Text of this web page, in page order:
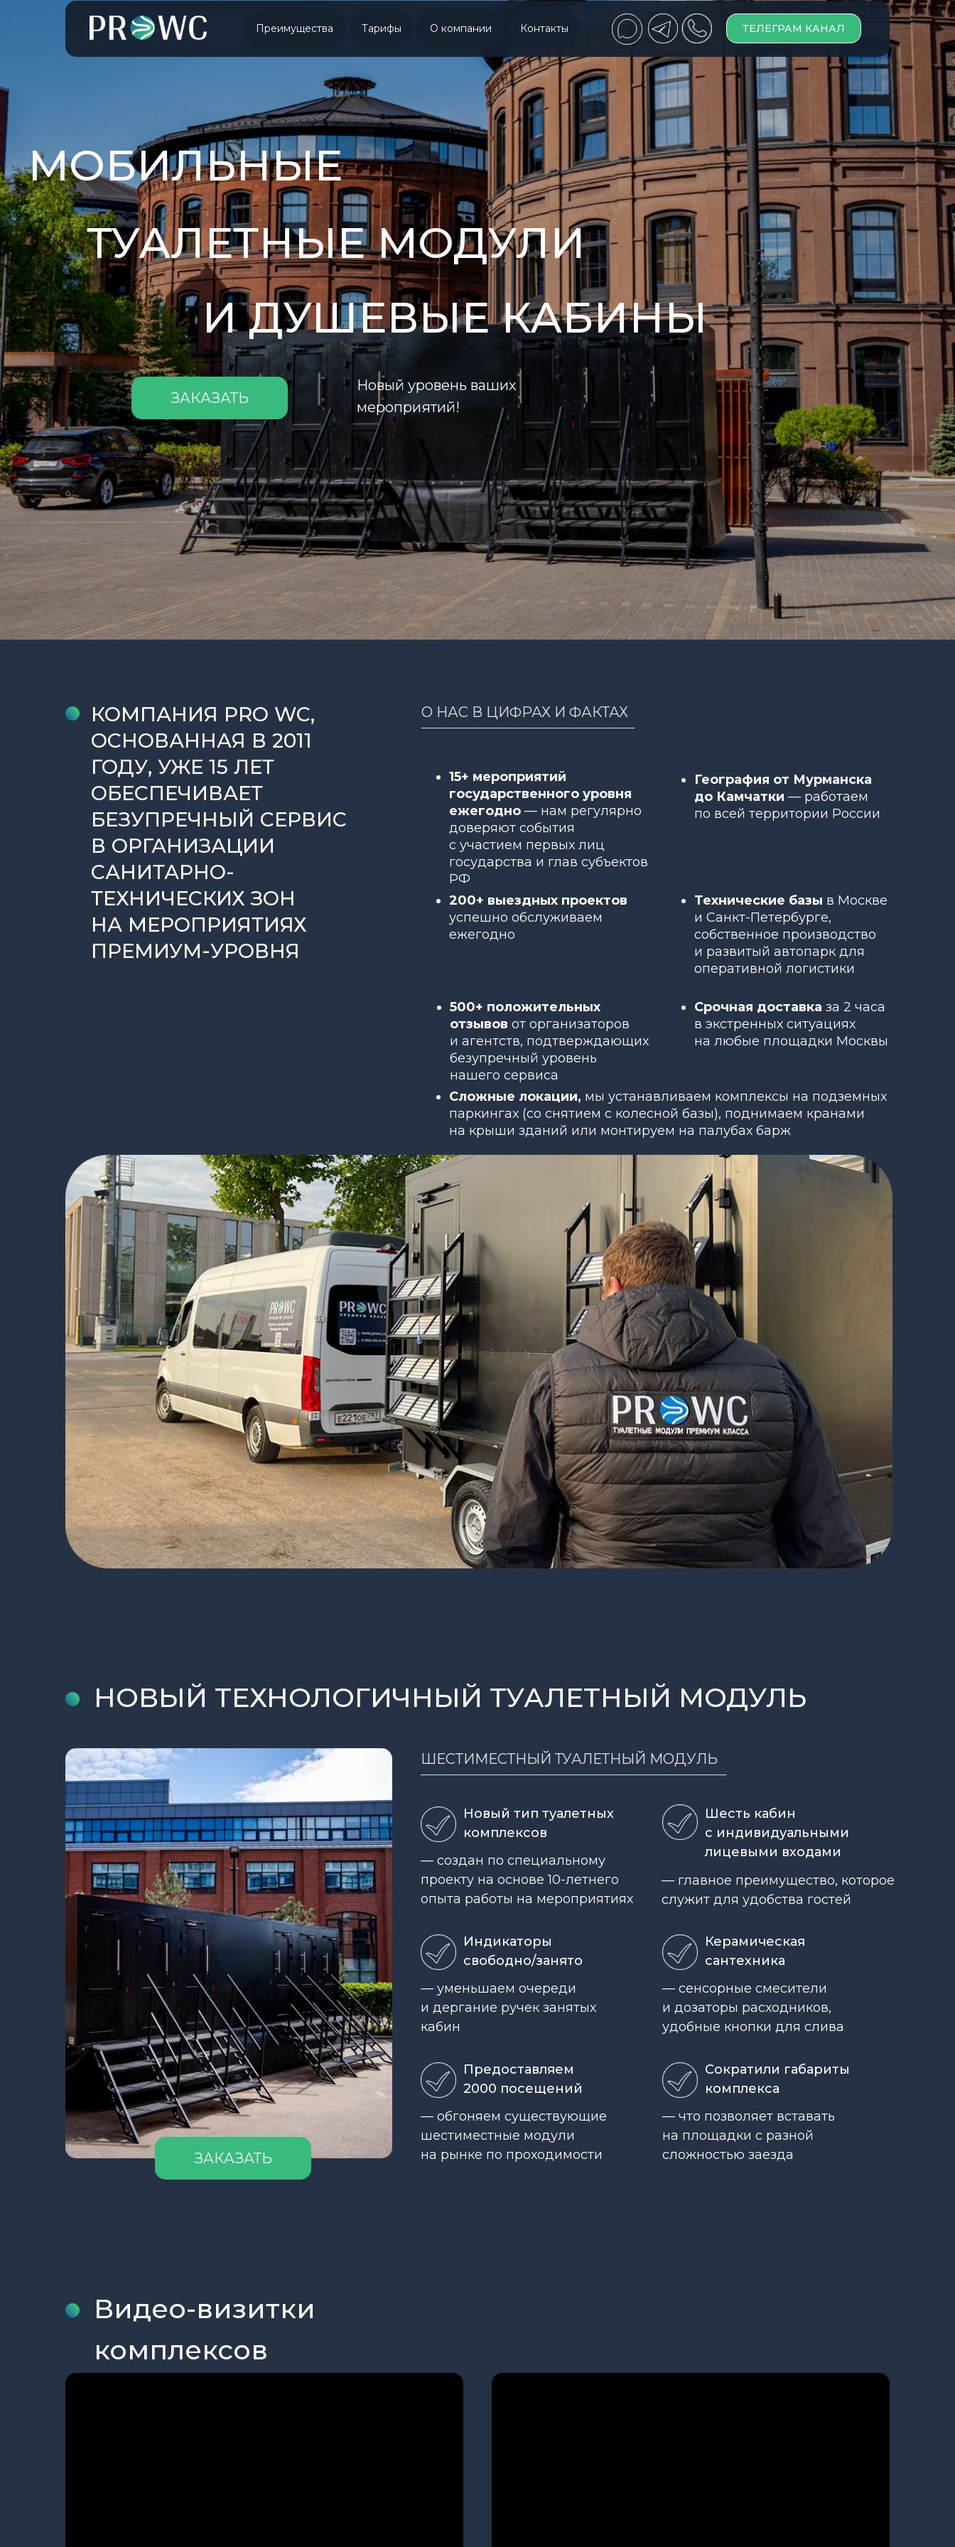
ТЕЛЕГРАМ КАНАЛ
Преимущества Тарифы О компании Контакты
ЗАКАЗАТЬ
Новый уровень ваших
мероприятий!
ТУАЛЕТНЫЕ МОДУЛИ
МОБИЛЬНЫЕ
И ДУШЕВЫЕ КАБИНЫ
О НАС В ЦИФРАХ И ФАКТАХ
200+ выездных проектов
успешно обслуживаем
ежегодно
География от Мурманска
до Камчатки — работаем
по всей территории России
Технические базы в Москве
и Санкт-Петербурге,
собственное производство
и развитый автопарк для
оперативной логистики
15+ мероприятий
государственного уровня
ежегодно — нам регулярно
доверяют события
с участием первых лиц
государства и глав субъектов
РФ
500+ положительных
отзывов от организаторов
и агентств, подтверждающих
безупречный уровень
нашего сервиса
Сложные локации, мы устанавливаем комплексы на подземных
паркингах (со снятием с колесной базы), поднимаем кранами
на крыши зданий или монтируем на палубах барж
Срочная доставка за 2 часа
в экстренных ситуациях
на любые площадки Москвы
КОМПАНИЯ PRO WC,
ОСНОВАННАЯ В 2011
ГОДУ, УЖЕ 15 ЛЕТ
ОБЕСПЕЧИВАЕТ
БЕЗУПРЕЧНЫЙ СЕРВИС
В ОРГАНИЗАЦИИ
САНИТАРНО-
ТЕХНИЧЕСКИХ ЗОН
НА МЕРОПРИЯТИЯХ
ПРЕМИУМ-УРОВНЯ
НОВЫЙ ТЕХНОЛОГИЧНЫЙ ТУАЛЕТНЫЙ МОДУЛЬ
ШЕСТИМЕСТНЫЙ ТУАЛЕТНЫЙ МОДУЛЬ
— сенсорные смесители
и дозаторы расходников,
удобные кнопки для слива
Керамическая
сантехника
— уменьшаем очереди
и дергание ручек занятых
кабин
Индикаторы
свободно/занято
— создан по специальному
проекту на основе 10-летнего
опыта работы на мероприятиях
Новый тип туалетных
комплексов
— что позволяет вставать
на площадки с разной
сложностью заезда
Сократили габариты
комплекса
Шесть кабин
с индивидуальными
лицевыми входами
— главное преимущество, которое
служит для удобства гостей
— обгоняем существующие
шестиместные модули
на рынке по проходимости
Предоставляем
2000 посещений
ЗАКАЗАТЬ
Видео-визитки
комплексов